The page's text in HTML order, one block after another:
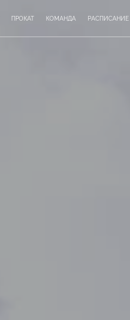
ПРОКАТ КОМАНДА РАСПИСАНИЕ